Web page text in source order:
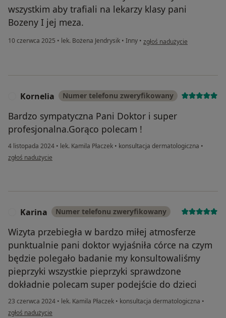
wszystkim aby trafiali na lekarzy klasy pani
Bozeny I jej meza.
10 czerwca 2025 • lek. Bożena Jendrysik • Inny • w opinii użytkownika Joanna
zgłoś nadużycie
Kornelia Numer telefonu zweryfikowany
Bardzo sympatyczna Pani Doktor i super
profesjonalna.Gorąco polecam !
4 listopada 2024 • lek. Kamila Płaczek • konsultacja dermatologiczna •
w opinii użytkownika Kornelia
zgłoś nadużycie
Karina Numer telefonu zweryfikowany
Wizyta przebiegła w bardzo miłej atmosferze
punktualnie pani doktor wyjaśniła córce na czym
będzie polegało badanie my konsultowaliśmy
pieprzyki wszystkie pieprzyki sprawdzone
dokładnie polecam super podejście do dzieci
23 czerwca 2024 • lek. Kamila Płaczek • konsultacja dermatologiczna •
w opinii użytkownika Karina
zgłoś nadużycie